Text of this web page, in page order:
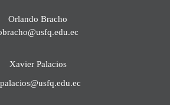
Orlando Bracho
Xavier Palacios